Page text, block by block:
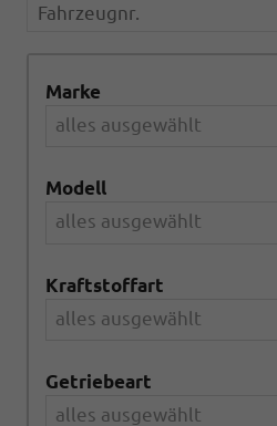
Fahrzeugnr.
Marke
alles ausgewählt
Modell
alles ausgewählt
Kraftstoffart
alles ausgewählt
Getriebeart
alles ausgewählt